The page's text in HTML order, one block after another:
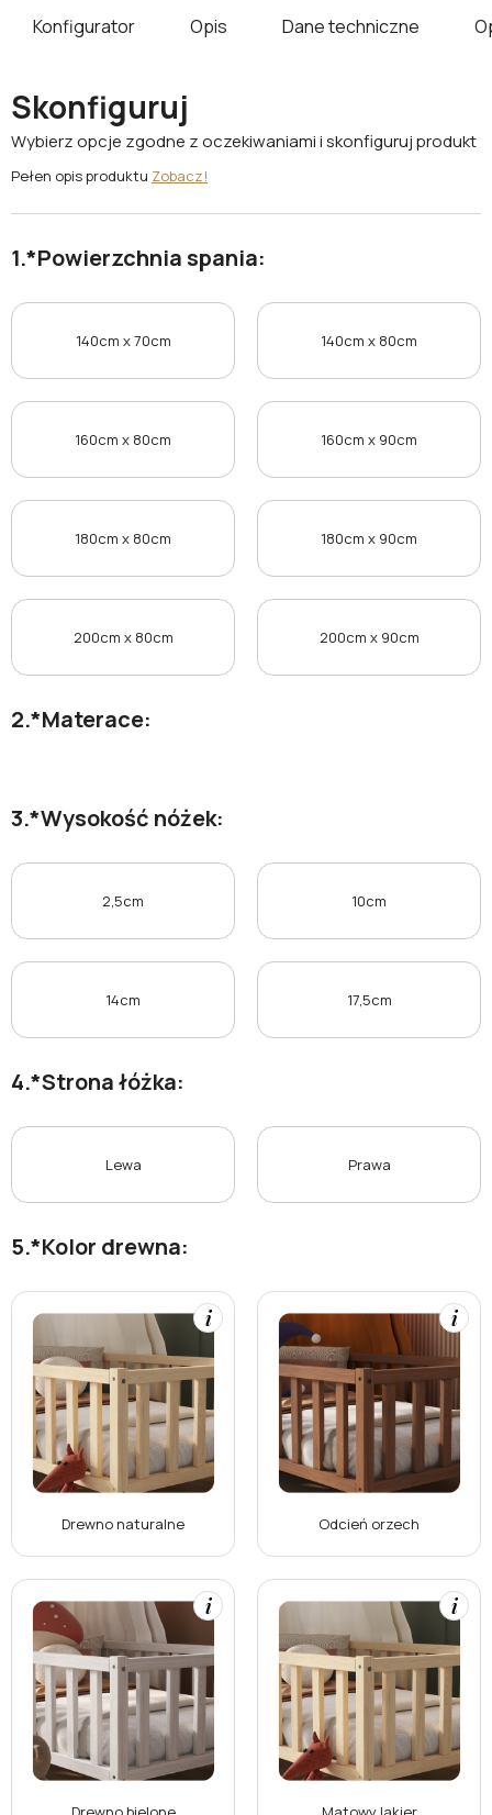
Konfigurator Opis Dane techniczne
Skonfiguruj
Wybierz opcje zgodne z oczekiwaniami i skonfiguruj produkt
Pełen opis produktu Zobacz!
*Powierzchnia spania:
140cm x 70cm 140cm x 80cm
160cm x 80cm 160cm x 90cm
180cm x 80cm 180cm x 90cm
200cm x 80cm 200cm x 90cm
*Materace:
*Wysokość nóżek:
2,5cm 10cm
14cm 17,5cm
*Strona łóżka:
Lewa Prawa
*Kolor drewna:
Drewno naturalne Odcień orzech